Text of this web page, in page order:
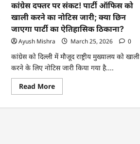
कांग्रेस दफ्तर पर संकट! पार्टी ऑफिस को
खाली करने का नोटिस जारी; क्या छिन
जाएगा पार्टी का ऐतिहासिक ठिकाना?
Ayush Mishra March 25, 2026 0
कांग्रेस को दिल्ली में मौजूद राष्ट्रीय मुख्यालय को खाली
करने के लिए नोटिस जारी किया गया है....
Read More